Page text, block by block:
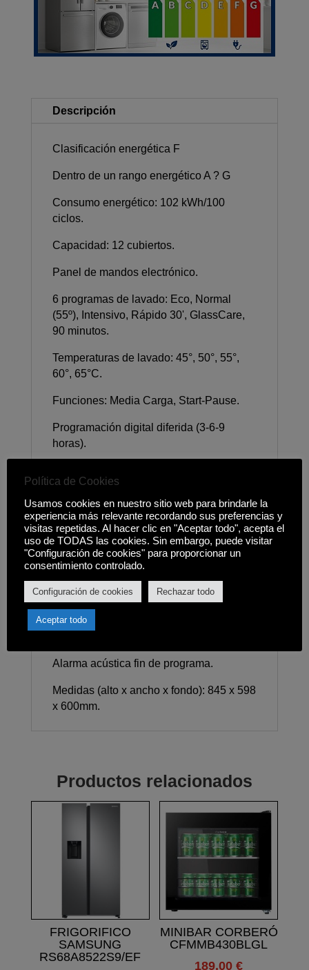
Descripción
Clasificación energética F
Dentro de un rango energético A ? G
Consumo energético: 102 kWh/100
ciclos.
Capacidad: 12 cubiertos.
Panel de mandos electrónico.
6 programas de lavado: Eco, Normal
(55º), Intensivo, Rápido 30', GlassCare,
90 minutos.
Temperaturas de lavado: 45°, 50°, 55°,
60°, 65°C.
Funciones: Media Carga, Start-Pause.
Programación digital diferida (3-6-9
horas).
Sistema de seguridad AQUASAFE.
Posibilidad de instalación en columna.
Cesta para cubiertos.
Pilotos indicativos de funcionamiento,
falta de sal, abrillantador, programa
Alarma acústica fin de programa.
Medidas (alto x ancho x fondo): 845 x 598
x 600mm.
Productos relacionados
FRIGORIFICO
SAMSUNG
RS68A8522S9/EF
MINIBAR CORBERÓ
CFMMB430BLGL
189,00€
Política de Cookies
Usamos cookies en nuestro sitio web para brindarle la
experiencia más relevante recordando sus preferencias y
visitas repetidas. Al hacer clic en "Aceptar todo", acepta el
uso de TODAS las cookies. Sin embargo, puede visitar
"Configuración de cookies" para proporcionar un
consentimiento controlado.
Configuración de cookies Rechazar todo
Aceptar todo